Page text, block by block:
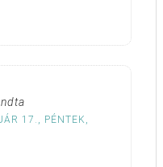
17., PÉNTEK,